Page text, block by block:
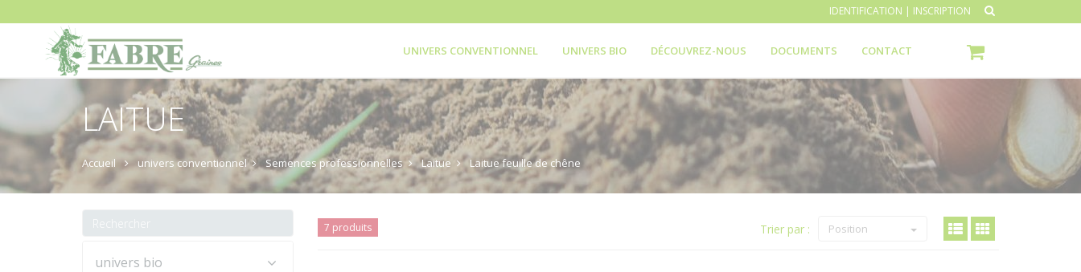
IDENTIFICATION | INSCRIPTION
UNIVERS CONVENTIONNEL UNIVERS BIO DÉCOUVREZ-NOUS DOCUMENTS CONTACT
LAITUE
Accueil univers conventionnel Semences professionnelles Laitue Laitue feuille de chêne
univers bio
7 produits Trier par : Position